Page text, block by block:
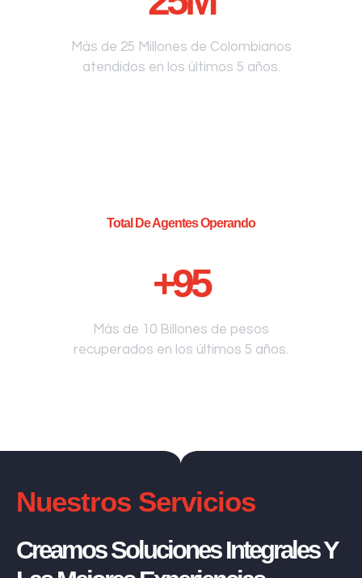
Más de 25 Millones de Colombianos
atendidos en los últimos 5 años.
Total De Agentes Operando
+95
Más de 10 Billones de pesos
recuperados en los últimos 5 años.
Nuestros Servicios
Creamos Soluciones Integrales Y